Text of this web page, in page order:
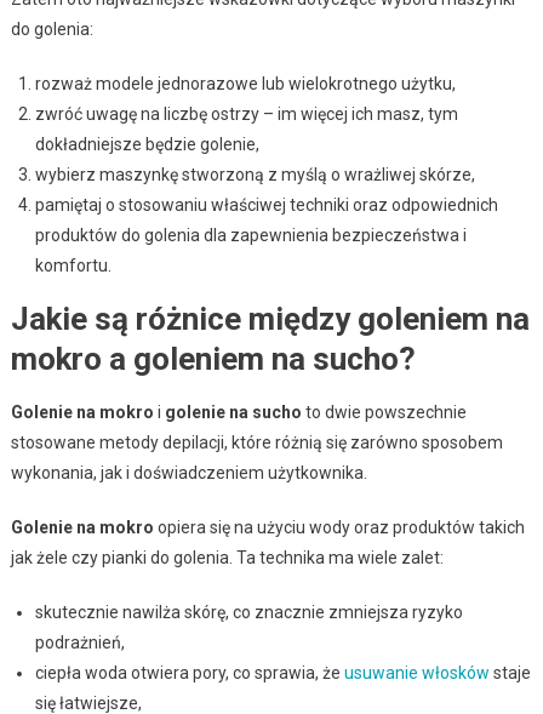
do golenia:
rozważ modele jednorazowe lub wielokrotnego użytku,
zwróć uwagę na liczbę ostrzy – im więcej ich masz, tym
dokładniejsze będzie golenie,
wybierz maszynkę stworzoną z myślą o wrażliwej skórze,
pamiętaj o stosowaniu właściwej techniki oraz odpowiednich
produktów do golenia dla zapewnienia bezpieczeństwa i
komfortu.
Jakie są różnice między goleniem na
mokro a goleniem na sucho?
Golenie na mokro i golenie na sucho to dwie powszechnie
stosowane metody depilacji, które różnią się zarówno sposobem
wykonania, jak i doświadczeniem użytkownika.
Golenie na mokro opiera się na użyciu wody oraz produktów takich
jak żele czy pianki do golenia. Ta technika ma wiele zalet:
skutecznie nawilża skórę, co znacznie zmniejsza ryzyko
podrażnień,
ciepła woda otwiera pory, co sprawia, że usuwanie włosków staje
się łatwiejsze,